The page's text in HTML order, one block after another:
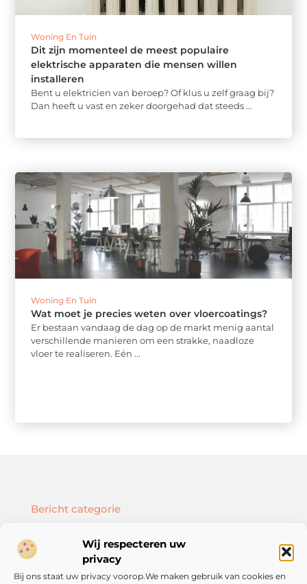
Wij respecteren uw
privacy
Bij ons staat uw privacy voorop.We maken gebruik van cookies en
Woning En Tuin
Dit zijn momenteel de meest populaire
elektrische apparaten die mensen willen
installeren
Bent u elektricien van beroep? Of klus u zelf graag bij?
Dan heeft u vast en zeker doorgehad dat steeds ...
Woning En Tuin
Wat moet je precies weten over vloercoatings?
Er bestaan vandaag de dag op de markt menig aantal
verschillende manieren om een strakke, naadloze
vloer te realiseren. Eén ...
Onze informatie
Bericht categorie